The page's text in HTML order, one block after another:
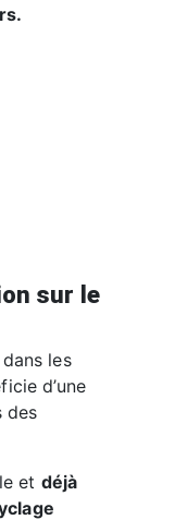
sur le
les
d’une
des
et déjà